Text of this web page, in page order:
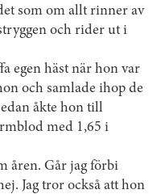
som om allt rinner av
och rider ut i
egen häst när hon var
och samlade ihop de
åkte hon till
med 1,65 i
åren. Går jag förbi
Jag tror också att hon